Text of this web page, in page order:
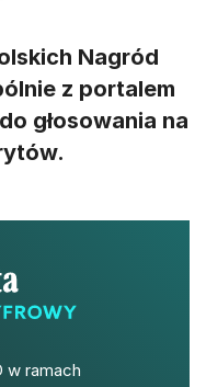
Nagród
z portalem
głosowania na
w ramach